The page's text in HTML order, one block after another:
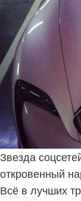
влиять на
Подпишитесь
https://t.me/
Юлия
Пэрис Хилтон
Звезда
откровенный
Всё в лучших